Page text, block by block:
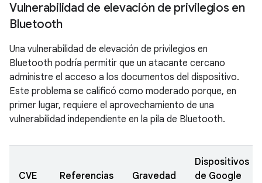
Vulnerabilidad de elevación de privilegios en
Bluetooth
Una vulnerabilidad de elevación de privilegios en
Bluetooth podría permitir que un atacante cercano
administre el acceso a los documentos del dispositivo.
Este problema se calificó como moderado porque, en
primer lugar, requiere el aprovechamiento de una
vulnerabilidad independiente en la pila de Bluetooth.
CVE Referencias Gravedad
Dispositivos
de Google